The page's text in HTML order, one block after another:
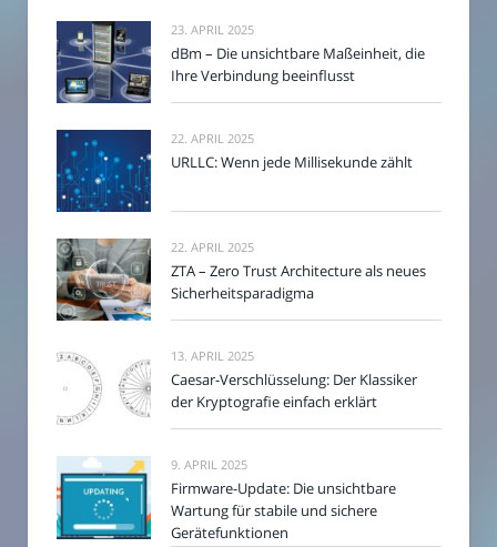
23. APRIL 2025
dBm – Die unsichtbare Maßeinheit, die
Ihre Verbindung beeinflusst
22. APRIL 2025
URLLC: Wenn jede Millisekunde zählt
22. APRIL 2025
ZTA – Zero Trust Architecture als neues
Sicherheitsparadigma
13. APRIL 2025
Caesar-Verschlüsselung: Der Klassiker
der Kryptografie einfach erklärt
9. APRIL 2025
Firmware-Update: Die unsichtbare
Wartung für stabile und sichere
Gerätefunktionen